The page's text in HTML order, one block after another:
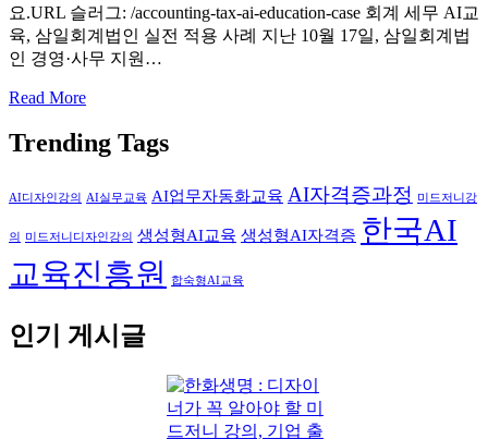
요.URL 슬러그: /accounting-tax-ai-education-case 회계 세무 AI교
육, 삼일회계법인 실전 적용 사례 지난 10월 17일, 삼일회계법
인 경영·사무 지원…
Read More
Trending Tags
AI디자인강의 AI실무교육 AI업무자동화교육 AI자격증과정 미드저니강
의 미드저니디자인강의 생성형AI교육 생성형AI자격증 한국AI
교육진흥원
합숙형AI교육
인기 게시글